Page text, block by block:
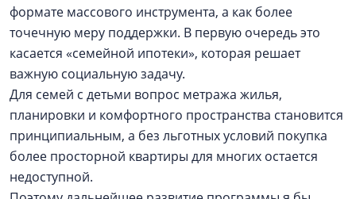
формате массового инструмента, а как более
точечную меру поддержки. В первую очередь это
касается «семейной ипотеки», которая решает
важную социальную задачу.
Для семей с детьми вопрос метража жилья,
планировки и комфортного пространства становится
принципиальным, а без льготных условий покупка
более просторной квартиры для многих остается
недоступной.